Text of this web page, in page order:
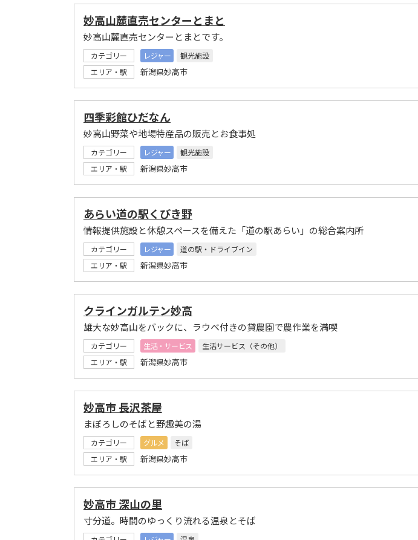
妙高山麓直売センターとまと
妙高山麓直売センターとまとです。
カテゴリー レジャー
観光施設
エリア・駅
新潟県妙高市
四季彩館ひだなん
妙高山野菜や地場特産品の販売とお食事処
カテゴリー レジャー
観光施設
エリア・駅
新潟県妙高市
あらい道の駅くびき野
情報提供施設と休憩スペースを備えた「道の駅あらい」の総合案内所
カテゴリー レジャー
道の駅・ドライブイン
エリア・駅
新潟県妙高市
クラインガルテン妙高
雄大な妙高山をバックに、ラウベ付きの貸農園で農作業を満喫
カテゴリー 生活・サービス
生活サービス（その他）
エリア・駅
新潟県妙高市
妙高市 長沢茶屋
まぼろしのそばと野趣美の湯
カテゴリー グルメ
そば
エリア・駅
新潟県妙高市
妙高市 深山の里
寸分道。時間のゆっくり流れる温泉とそば